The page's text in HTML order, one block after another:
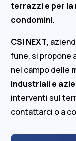
terrazzi e per
condomini.
CSI NEXT,
fune, si propone
nel campo delle
industriali e
interventi sul
contattarci o a